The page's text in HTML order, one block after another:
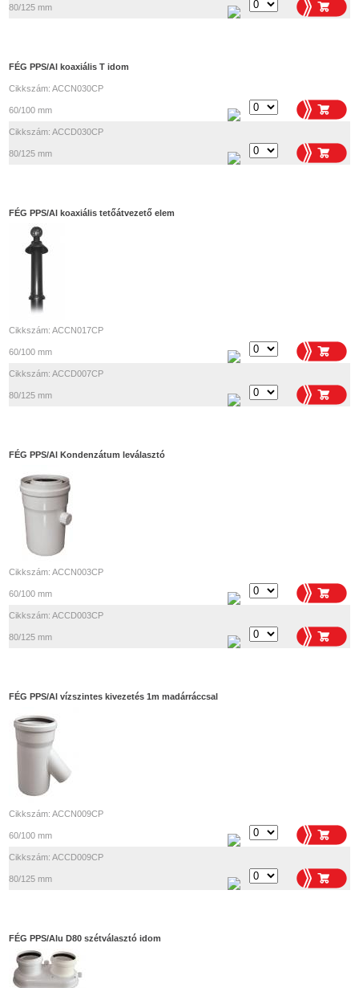
80/125 mm
FÉG PPS/Al koaxiális T idom
Cikkszám: ACCN030CP
60/100 mm
Cikkszám: ACCD030CP
80/125 mm
FÉG PPS/Al koaxiális tetőátvezető elem
Cikkszám: ACCN017CP
60/100 mm
Cikkszám: ACCD007CP
80/125 mm
FÉG PPS/Al Kondenzátum leválasztó
Cikkszám: ACCN003CP
60/100 mm
Cikkszám: ACCD003CP
80/125 mm
FÉG PPS/Al vízszintes kivezetés 1m madárráccsal
Cikkszám: ACCN009CP
60/100 mm
Cikkszám: ACCD009CP
80/125 mm
FÉG PPS/Alu D80 szétválasztó idom